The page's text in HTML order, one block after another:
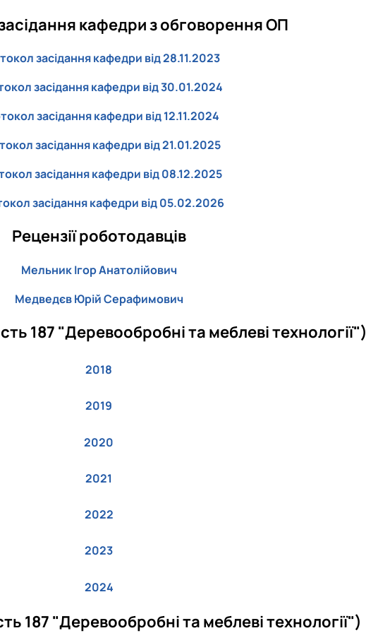
кафедри з обговорення ОП
засідання кафедри від 28.11.2023
засідання кафедри від 30.01.2024
засідання кафедри від 12.11.2024
засідання кафедри від 21.01.2025
засідання кафедри від 08.12.2025
засідання кафедри від 05.02.2026
Рецензії роботодавців
Мельник Ігор Анатолійович
Медведєв Юрій Серафимович
187 "Деревообробні та меблеві технології")
2018
2019
2020
2021
2022
2023
2024
187 "Деревообробні та меблеві технології")